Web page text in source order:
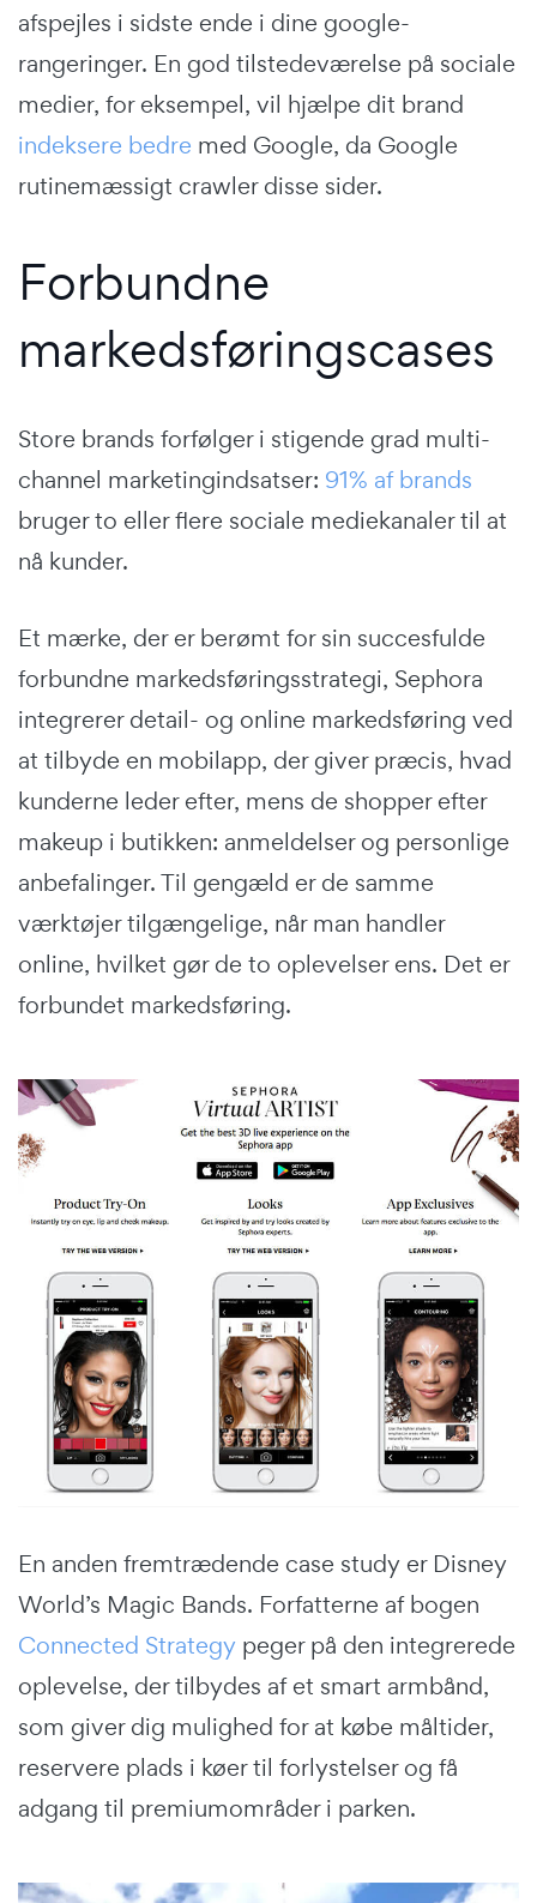
afspejles i sidste ende i dine google-
rangeringer. En god tilstedeværelse på sociale
medier, for eksempel, vil hjælpe dit brand
indeksere bedre med Google, da Google
rutinemæssigt crawler disse sider.
Forbundne
markedsføringscases
Store brands forfølger i stigende grad multi-
channel marketingindsatser: 91% af brands
bruger to eller flere sociale mediekanaler til at
nå kunder.
Et mærke, der er berømt for sin succesfulde
forbundne markedsføringsstrategi, Sephora
integrerer detail- og online markedsføring ved
at tilbyde en mobilapp, der giver præcis, hvad
kunderne leder efter, mens de shopper efter
makeup i butikken: anmeldelser og personlige
anbefalinger. Til gengæld er de samme
værktøjer tilgængelige, når man handler
online, hvilket gør de to oplevelser ens. Det er
forbundet markedsføring.
En anden fremtrædende case study er Disney
World’s Magic Bands. Forfatterne af bogen
Connected Strategy peger på den integrerede
oplevelse, der tilbydes af et smart armbånd,
som giver dig mulighed for at købe måltider,
reservere plads i køer til forlystelser og få
adgang til premiumområder i parken.